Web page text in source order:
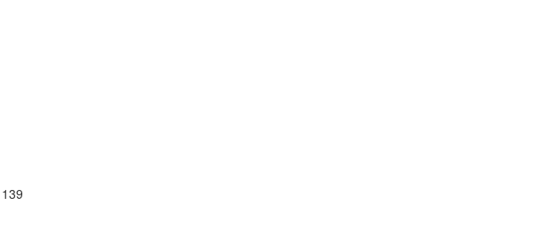
139